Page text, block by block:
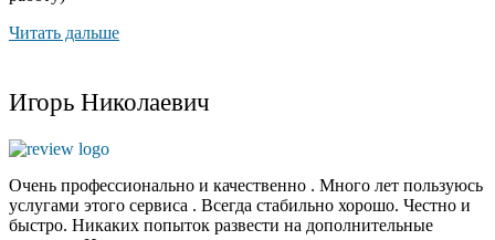
Читать дальше
Игорь Николаевич
Очень профессионально и качественно . Много лет пользуюсь
услугами этого сервиса . Всегда стабильно хорошо. Честно и
быстро. Никаких попыток развести на дополнительные